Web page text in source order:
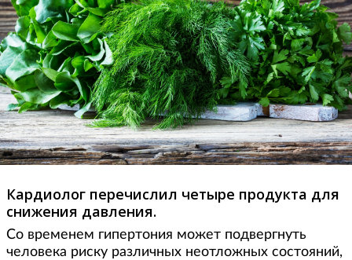
Кардиолог перечислил четыре продукта для
снижения давления.
Со временем гипертония может подвергнуть
человека риску различных неотложных состояний,